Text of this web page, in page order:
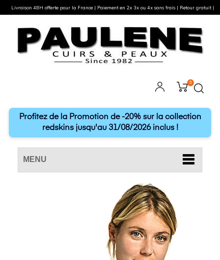
0
Profitez de la Promotion de -20% sur la collection
redskins jusqu'au 31/08/2026 inclus !
MENU
Livraison 48H offerte pour la France | Paiement en 2x 3x ou 4x sans frais | Retour gratuit |